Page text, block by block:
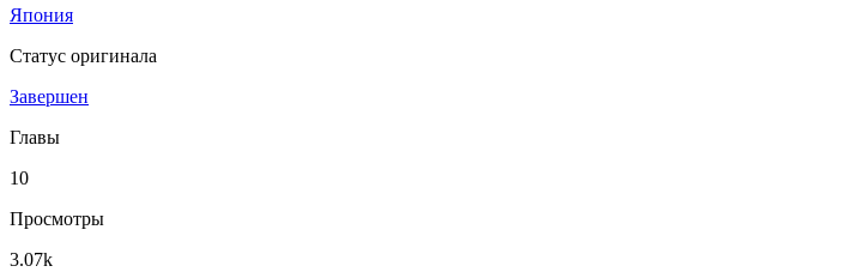
Япония
Статус оригинала
Завершен
Главы
10
Просмотры
3.07k